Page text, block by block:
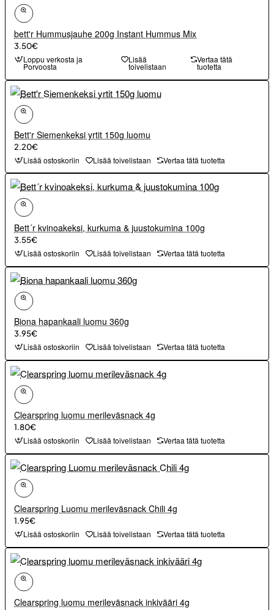
bett'r Hummusjauhe 200g Instant Hummus Mix
3.50€
Loppu verkosta ja
Porvoosta
Lisää
toivelistaan
Vertaa tätä
tuotetta
Bett'r Siemenkeksi yrtit 150g luomu
2.20€
Lisää ostoskoriin Lisää toivelistaan Vertaa tätä tuotetta
Bett´r kvinoakeksi, kurkuma & juustokumina 100g
3.55€
Lisää ostoskoriin Lisää toivelistaan Vertaa tätä tuotetta
Biona hapankaali luomu 360g
3.95€
Lisää ostoskoriin Lisää toivelistaan Vertaa tätä tuotetta
Clearspring luomu merileväsnack 4g
1.80€
Lisää ostoskoriin Lisää toivelistaan Vertaa tätä tuotetta
Clearspring Luomu merileväsnack Chili 4g
1.95€
Lisää ostoskoriin Lisää toivelistaan Vertaa tätä tuotetta
Clearspring luomu merileväsnack inkivääri 4g